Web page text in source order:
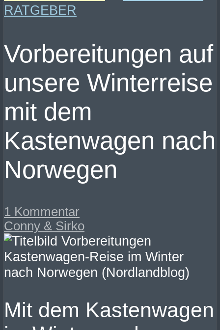
RATGEBER
Vorbereitungen auf
unsere Winterreise
mit dem
Kastenwagen nach
Norwegen
1 Kommentar
Conny & Sirko
Mit dem Kastenwagen